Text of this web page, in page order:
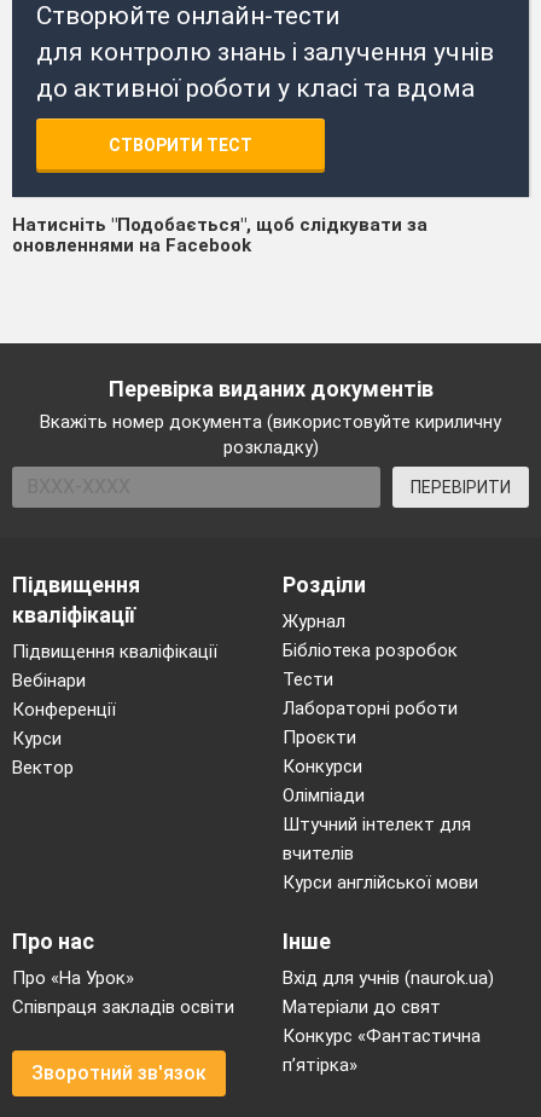
Створюйте онлайн-тести
для контролю знань і залучення учнів
до активної роботи у класі та вдома
СТВОРИТИ ТЕСТ
Натисніть "Подобається", щоб слідкувати за
оновленнями на Facebook
Перевірка виданих документів
Вкажіть номер документа (використовуйте кириличну
розкладку)
ПЕРЕВІРИТИ
Підвищення
кваліфікації
Підвищення кваліфікації
Вебінари
Конференції
Курси
Вектор
Розділи
Журнал
Бібліотека розробок
Тести
Лабораторні роботи
Проєкти
Конкурси
Олімпіади
Штучний інтелект для
вчителів
Курси англійської мови
Про нас
Про «На Урок»
Співпраця закладів освіти
Зворотний зв'язок
Інше
Вхід для учнів (naurok.ua)
Матеріали до свят
Конкурс «Фантастична
п’ятірка»